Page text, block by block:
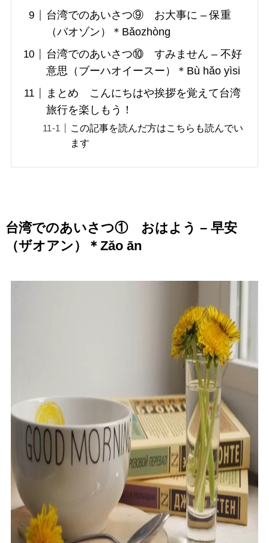
台湾でのあいさつ⑨ お大事に – 保重
（バオゾン）＊Bǎozhòng
台湾でのあいさつ⑩ すみません – 不好
意思（ブーハオイースー）＊Bù hǎo yìsi
まとめ こんにちはや挨拶を覚えて台湾
旅行を楽しもう！
この記事を読んだ方はこちらも読んでい
ます
台湾でのあいさつ① おはよう – 早安
（ザオアン）＊Zǎo ān